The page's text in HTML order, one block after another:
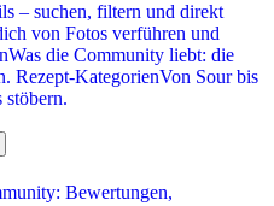
– suchen, filtern und direkt
von Fotos verführen und
Was die Community liebt: die
Rezept-KategorienVon Sour bis
Bewertungen,